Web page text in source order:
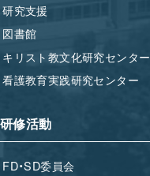
研究支援
図書館
キリスト教文化研究センター
看護教育実践研究センター
研修活動
FD・SD委員会